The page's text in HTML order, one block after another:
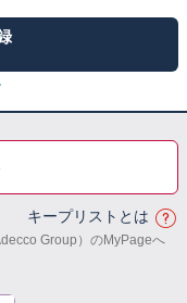
キープリストとは
Group）のMyPageへ